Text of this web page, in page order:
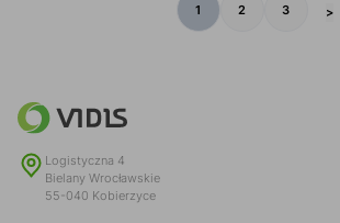
1 2 3 >
Logistyczna 4
Bielany Wrocławskie
55-040 Kobierzyce